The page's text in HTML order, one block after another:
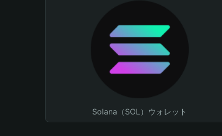
Solana（SOL）ウォレット